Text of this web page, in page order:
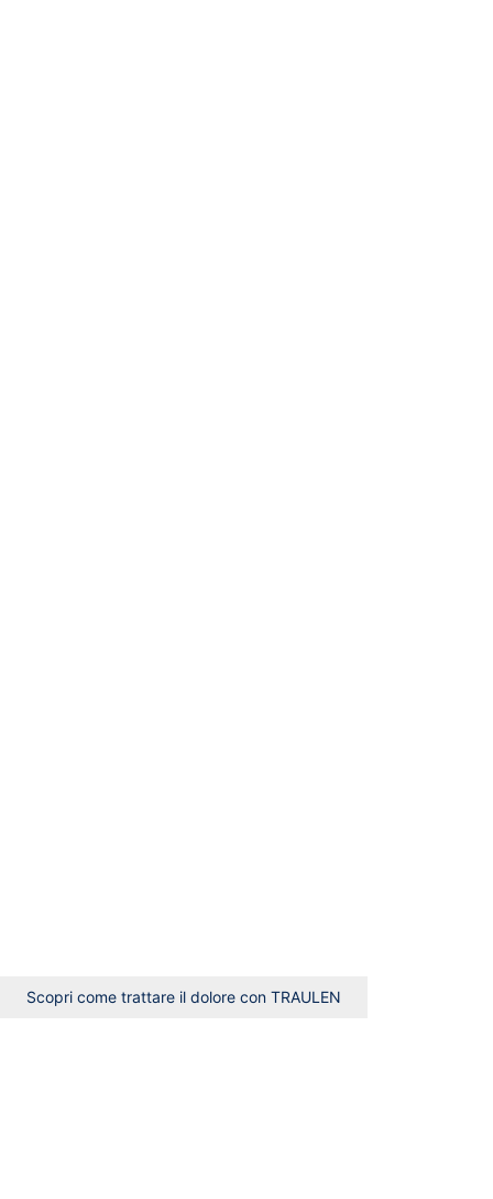
Scopri come trattare il dolore con TRAULEN